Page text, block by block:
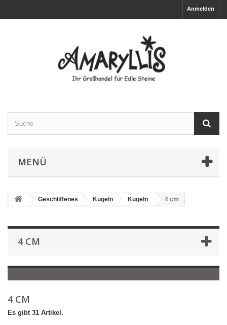
Anmelden
MENÜ
Geschliffenes Kugeln Kugeln 4 cm
4 CM
4 CM
Es gibt 31 Artikel.